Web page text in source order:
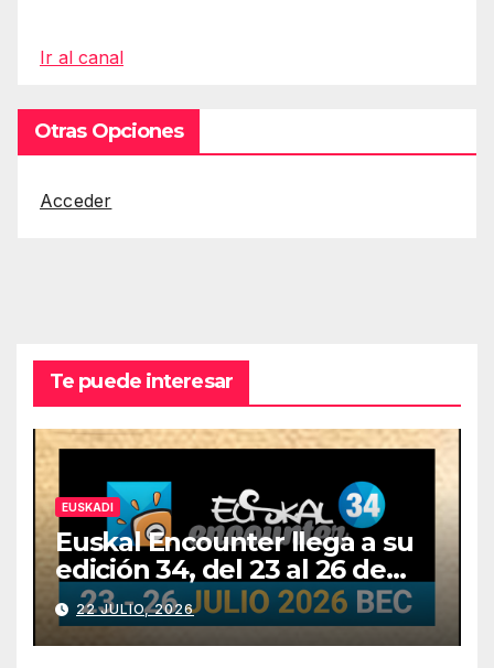
Ir al canal
Otras Opciones
Acceder
Te puede interesar
EUSKADI
Euskal Encounter llega a su
edición 34, del 23 al 26 de
julio
22 JULIO, 2026